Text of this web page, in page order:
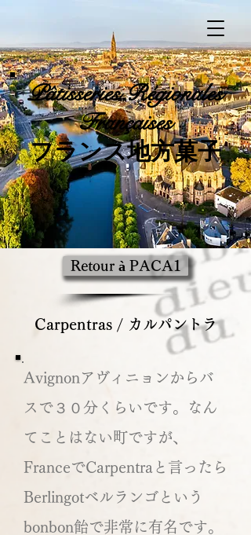
PâtisseriesRégionales
Françaises
​フランス地方菓子
Retour à PACA1
Carpentras / カルパントラ
Avignonアヴィニョンからバ
スで３０分くらいです。なん
てことはない町ですが、
FranceでCarpentraと言ったら
Berlingotベルランゴという
bonbon飴で非常に有名です。